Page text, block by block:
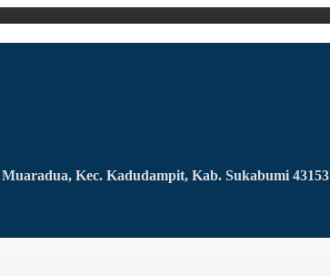
Kec. Kadudampit, Kab. Sukabumi 43153